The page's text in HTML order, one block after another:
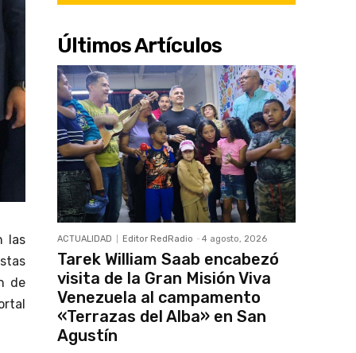
las
de
Últimos Artículos
ACTUALIDAD Editor RedRadio - 4 agosto, 2026
Tarek William Saab encabezó
visita de la Gran Misión Viva
Venezuela al campamento
«Terrazas del Alba» en San
Agustín